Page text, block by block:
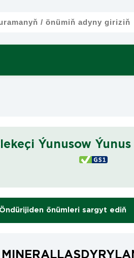
Ýunusow Ýunus
Öndürijiden önümleri sargyt ediň